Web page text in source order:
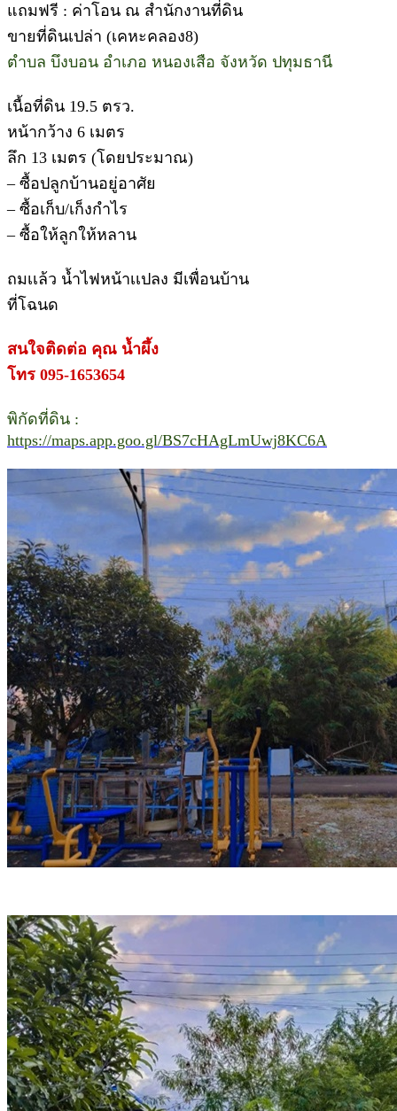
แถมฟรี : ค่าโอน ณ สำนักงานที่ดิน
ขายที่ดินเปล่า (เคหะคลอง8)
ตำบล บึงบอน อำเภอ หนองเสือ จังหวัด ปทุมธานี
เนื้อที่ดิน 19.5 ตรว.
หน้ากว้าง 6 เมตร
ลึก 13 เมตร (โดยประมาณ)
– ซื้อปลูกบ้านอยู่อาศัย
– ซื้อเก็บ/เก็งกำไร
– ซื้อให้ลูกให้หลาน
ถมเเล้ว น้ำไฟหน้าเเปลง มีเพื่อนบ้าน
ที่โฉนด
สนใจติดต่อ คุณ น้ำผึ้ง
โทร 095-1653654
พิกัดที่ดิน :
https://maps.app.goo.gl/BS7cHAgLmUwj8KC6A